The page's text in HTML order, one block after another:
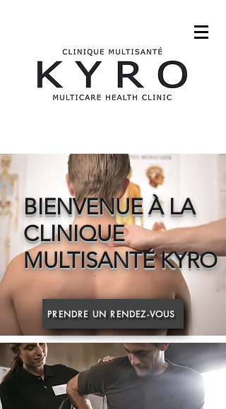
BIENVENUE À LA
CLINIQUE
MULTISANTÉ KYRO
PRENDRE UN RENDEZ-VOUS